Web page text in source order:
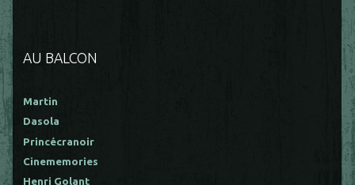
AU BALCON
Martin
Dasola
Princécranoir
Cinememories
Henri Golant